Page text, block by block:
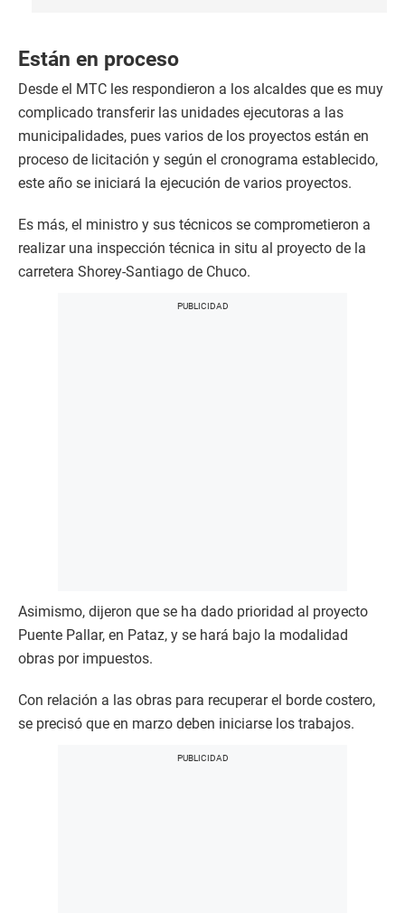
Están en proceso
Desde el MTC les respondieron a los alcaldes que es muy
complicado transferir las unidades ejecutoras a las
municipalidades, pues varios de los proyectos están en
proceso de licitación y según el cronograma establecido,
este año se iniciará la ejecución de varios proyectos.
Es más, el ministro y sus técnicos se comprometieron a
realizar una inspección técnica in situ al proyecto de la
carretera Shorey-Santiago de Chuco.
Asimismo, dijeron que se ha dado prioridad al proyecto
Puente Pallar, en Pataz, y se hará bajo la modalidad
obras por impuestos.
Con relación a las obras para recuperar el borde costero,
se precisó que en marzo deben iniciarse los trabajos.